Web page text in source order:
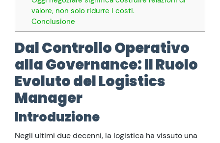
valore, non solo ridurre i costi.
Conclusione
Dal Controllo Operativo
alla Governance: Il Ruolo
Evoluto del Logistics
Manager
Introduzione
Negli ultimi due decenni, la logistica ha vissuto una